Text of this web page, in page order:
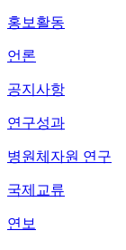
홍보활동
언론
공지사항
연구성과
병원체자원 연구
국제교류
연보